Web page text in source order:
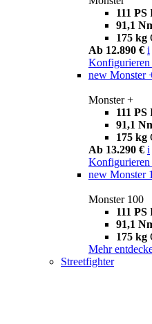
111 PS
91,1
175 kg
Ab 12.890 € i
Konfigurieren
new Monster
Monster +
111 PS
91,1
175 kg
Ab 13.290 € i
Konfigurieren
new Monster
Monster 100
111 PS
91,1
175 kg
Mehr
Streetfighter